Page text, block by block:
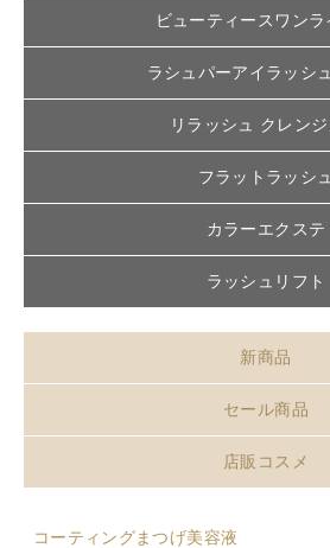
ビューティースワンラ
ラシュパーアイラッシ
リラッシュ クレン
フラットラッシュ
カラーエクステ
ラッシュリフト
新商品
セール商品
店販コスメ
コーティングまつげ美容液